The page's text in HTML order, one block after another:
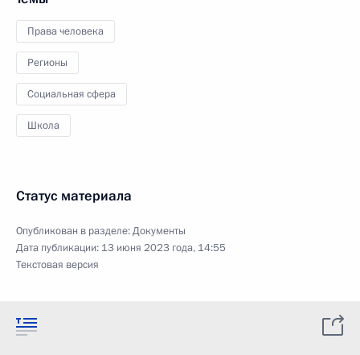
Права человека
Регионы
Социальная сфера
Школа
Статус материала
Опубликован в разделе:Документы
Дата публикации: 13 июня 2023 года, 14:55
Текстовая версия